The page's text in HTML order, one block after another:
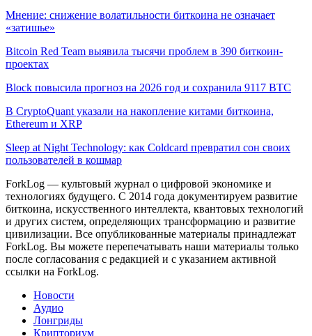
Мнение: снижение волатильности биткоина не означает
«затишье»
Bitcoin Red Team выявила тысячи проблем в 390 биткоин-
проектах
Block повысила прогноз на 2026 год и сохранила 9117 BTC
В CryptoQuant указали на накопление китами биткоина,
Ethereum и XRP
Sleep at Night Technology: как Coldcard превратил сон своих
пользователей в кошмар
ForkLog — культовый журнал о цифровой экономике и
технологиях будущего. С 2014 года документируем развитие
биткоина, искусственного интеллекта, квантовых технологий
и других систем, определяющих трансформацию и развитие
цивилизации. Все опубликованные материалы принадлежат
ForkLog. Вы можете перепечатывать наши материалы только
после согласования с редакцией и с указанием активной
ссылки на ForkLog.
Новости
Аудио
Лонгриды
Крипториум